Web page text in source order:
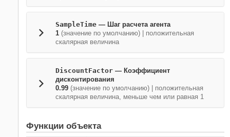
SampleTime — Шаг расчета агента
1 (значение по умолчанию) | положительная
скалярная величина
DiscountFactor — Коэффициент
дисконтирования
0.99 (значение по умолчанию) | положительная
скалярная величина, меньше чем или равная 1
Функции объекта